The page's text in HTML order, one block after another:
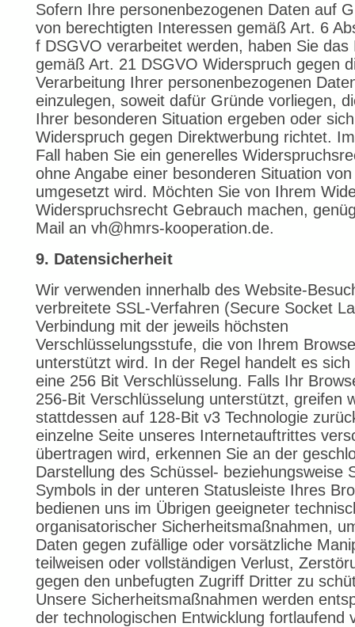
Sofern Ihre personenbezogenen Daten auf
von berechtigten Interessen gemäß Art. 6
f DSGVO verarbeitet werden, haben Sie das
gemäß Art. 21 DSGVO Widerspruch gegen
Verarbeitung Ihrer personenbezogenen
einzulegen, soweit dafür Gründe vorliegen,
Ihrer besonderen Situation ergeben oder
Widerspruch gegen Direktwerbung richtet.
Fall haben Sie ein generelles
ohne Angabe einer besonderen Situation
umgesetzt wird. Möchten Sie von Ihrem
Widerspruchsrecht Gebrauch machen,
Mail an vh@hmrs-kooperation.de.
9. Datensicherheit
Wir verwenden innerhalb des Website-
verbreitete SSL-Verfahren (Secure Socket
Verbindung mit der jeweils höchsten
Verschlüsselungsstufe, die von Ihrem
unterstützt wird. In der Regel handelt es sich
eine 256 Bit Verschlüsselung. Falls Ihr
256-Bit Verschlüsselung unterstützt, greifen
stattdessen auf 128-Bit v3 Technologie
einzelne Seite unseres Internetauftrittes
übertragen wird, erkennen Sie an der
Darstellung des Schüssel- beziehungsweise
Symbols in der unteren Statusleiste Ihres
bedienen uns im Übrigen geeigneter
organisatorischer Sicherheitsmaßnahmen,
Daten gegen zufällige oder vorsätzliche
teilweisen oder vollständigen Verlust,
gegen den unbefugten Zugriff Dritter zu
Unsere Sicherheitsmaßnahmen werden
der technologischen Entwicklung fortlaufend